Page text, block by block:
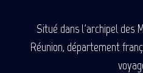
Situé dans l'archipel des
Réunion, département